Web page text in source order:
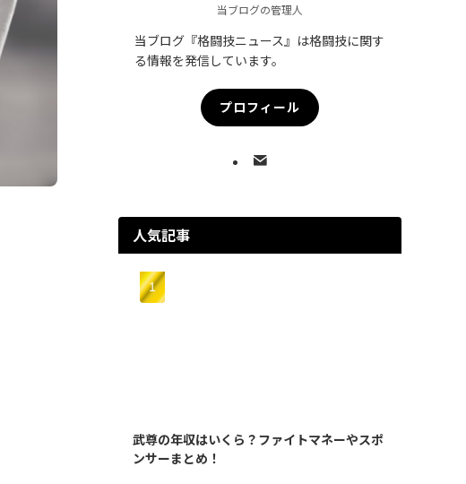
当ブログの管理人
当ブログ『格闘技ニュース』は格闘技に関す
る情報を発信しています。
プロフィール
人気記事
武尊の年収はいくら？ファイトマネーやスポ
ンサーまとめ！